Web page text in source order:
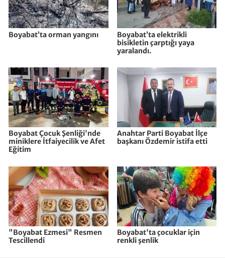
Boyabat’ta orman yangını
Boyabat’ta elektrikli
bisikletin çarptığı yaya
yaralandı.
Boyabat Çocuk Şenliği'nde
miniklere İtfaiyecilik ve Afet
Eğitim
Anahtar Parti Boyabat İlçe
başkanı Özdemir istifa etti
"Boyabat Ezmesi" Resmen
Tescillendi
Boyabat'ta çocuklar için
renkli şenlik